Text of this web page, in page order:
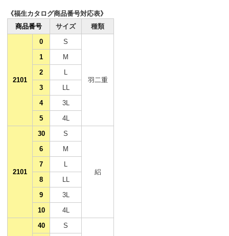
《福生カタログ商品番号対応表》
商品番号
サイズ 種類
2101
0 S
羽二重
1
M
2
3
4
3L
5
4L
2101
30 S
絽
6
M
7
8
9
3L
10
4L
40 S